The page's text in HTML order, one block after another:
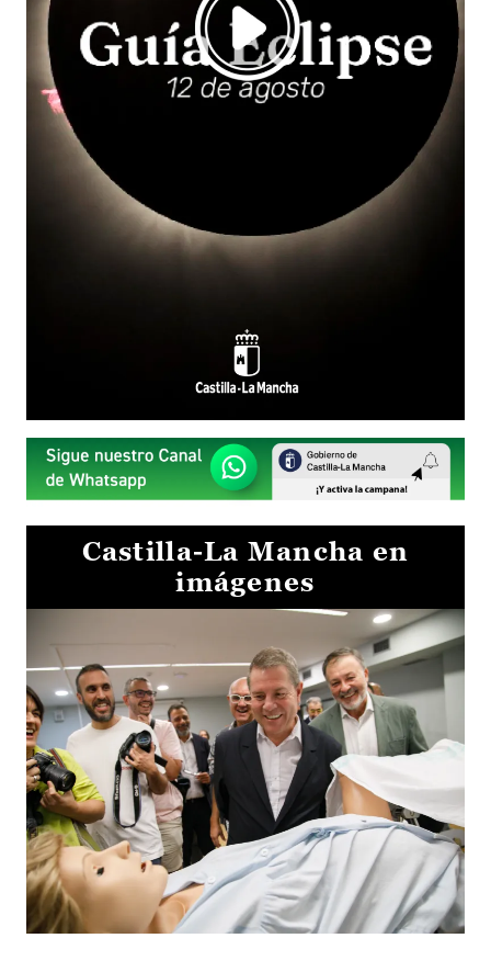
Castilla-La Mancha en
imágenes